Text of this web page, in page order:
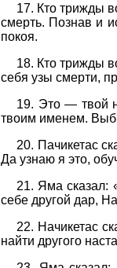
17. Кто трижды
смерть. Познав и
покоя.
18. Кто трижды
себя узы смерти,
19. Это — твой
твоим именем.
20. Пачикетас
Да узнаю я это,
21. Яма сказал:
себе другой дар,
22. Начикетас
найти другого